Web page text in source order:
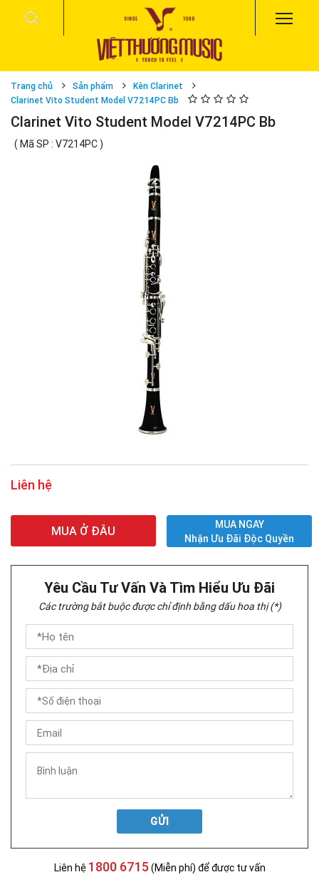
Trang chủ Sản phẩm
Kèn Clarinet
Clarinet Vito Student Model V7214PC Bb
Clarinet Vito Student Model V7214PC Bb
( Mã SP : V7214PC )
Liên hệ
MUA Ở ĐÂU
MUA NGAY
Nhận Ưu Đãi Độc Quyền
Yêu Cầu Tư Vấn Và Tìm Hiểu Ưu Đãi
Các trường bắt buộc được chỉ định bằng dấu hoa thị (*)
GỬI
Liên hệ 1800 6715 (Miễn phí) để được tư vấn